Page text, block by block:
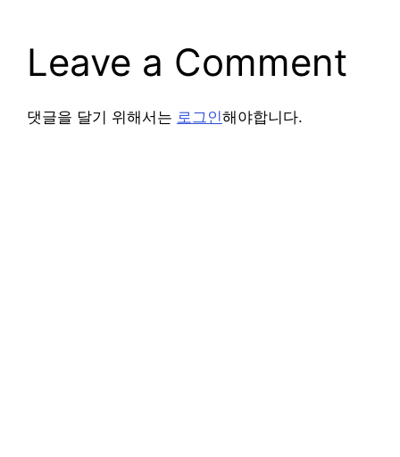
Leave a Comment
댓글을 달기 위해서는 로그인해야합니다.